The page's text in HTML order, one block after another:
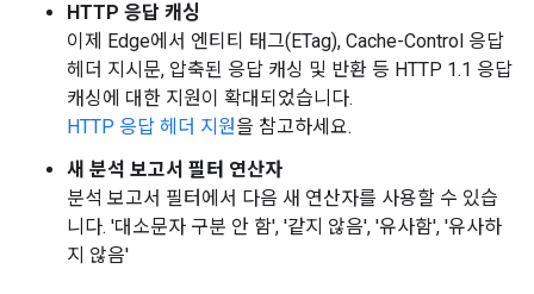
HTTP 응답 캐싱
이제 Edge에서 엔티티 태그(ETag), Cache-Control 응답
헤더 지시문, 압축된 응답 캐싱 및 반환 등 HTTP 1.1 응답
캐싱에 대한 지원이 확대되었습니다.
HTTP 응답 헤더 지원을 참고하세요.
새 분석 보고서 필터 연산자
분석 보고서 필터에서 다음 새 연산자를 사용할 수 있습
니다. '대소문자 구분 안 함', '같지 않음', '유사함', '유사하
지 않음'